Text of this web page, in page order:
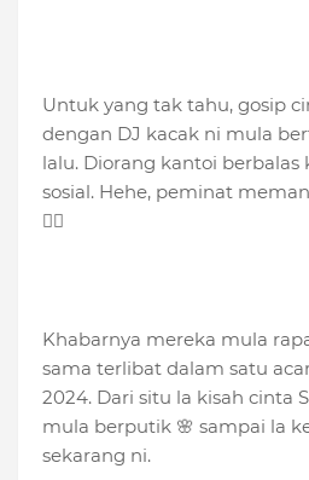
Untuk yang tak tahu, gosip
dengan DJ kacak ni mula
lalu. Diorang kantoi
sosial. Hehe, peminat
🕵️‍♀️
Khabarnya mereka mula
sama terlibat dalam satu
2024. Dari situ la kisah cinta
mula berputik 🌸 sampai la
sekarang ni.